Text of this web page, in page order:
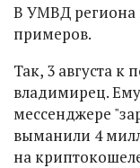
В УМВД региона
примеров.
Так, 3 августа
владимирец.
мессенджере
выманили 4
на